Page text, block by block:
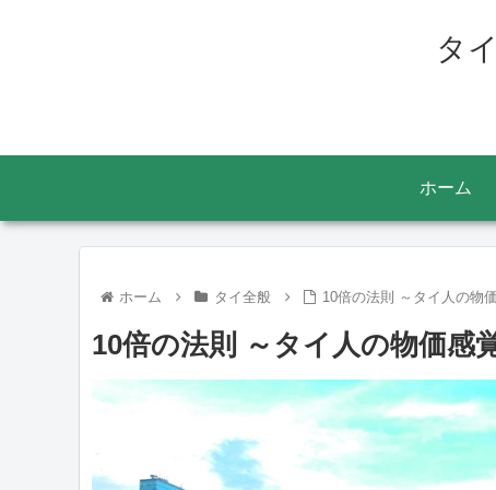
タ
ホーム
ホーム タイ全般 10倍の法則 ～タイ人の物
10倍の法則 ～タイ人の物価感